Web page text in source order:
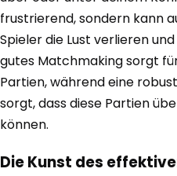
frustrierend, sondern kann
Spieler die Lust verlieren
gutes Matchmaking sorgt
Partien, während eine
sorgt, dass diese Partien
können.
Die Kunst des